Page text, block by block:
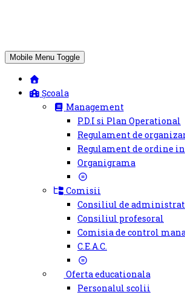
Mobile Menu Toggle
Școala
Management
P.D.I si Plan Operational
Regulament de
Regulament de ordine
Organigrama
Comisii
Consiliul de
Consiliul profesoral
Comisia de control
C.E.A.C.
Oferta educationala
Personalul scolii